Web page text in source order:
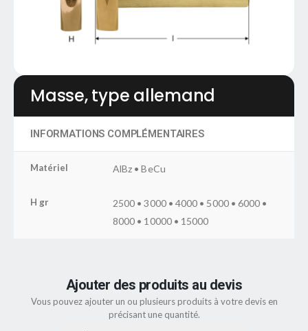
Masse, type allemand
INFORMATIONS COMPLÉMENTAIRES
Matériel AlBz • BeCu
H gr
2500 • 3000 • 4000 • 5000 • 6000 •
8000 • 10000 • 15000
Ajouter des produits au devis
Vous pouvez ajouter un ou plusieurs produits à votre devis en
précisant une quantité.